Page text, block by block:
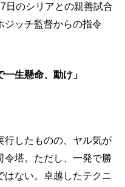
日のシリアとの親善試合
ジッチ監督からの指令
一生懸命、動け」
行したものの、ヤル気が
令塔。ただし、一発で勝
はない。卓越したテクニ